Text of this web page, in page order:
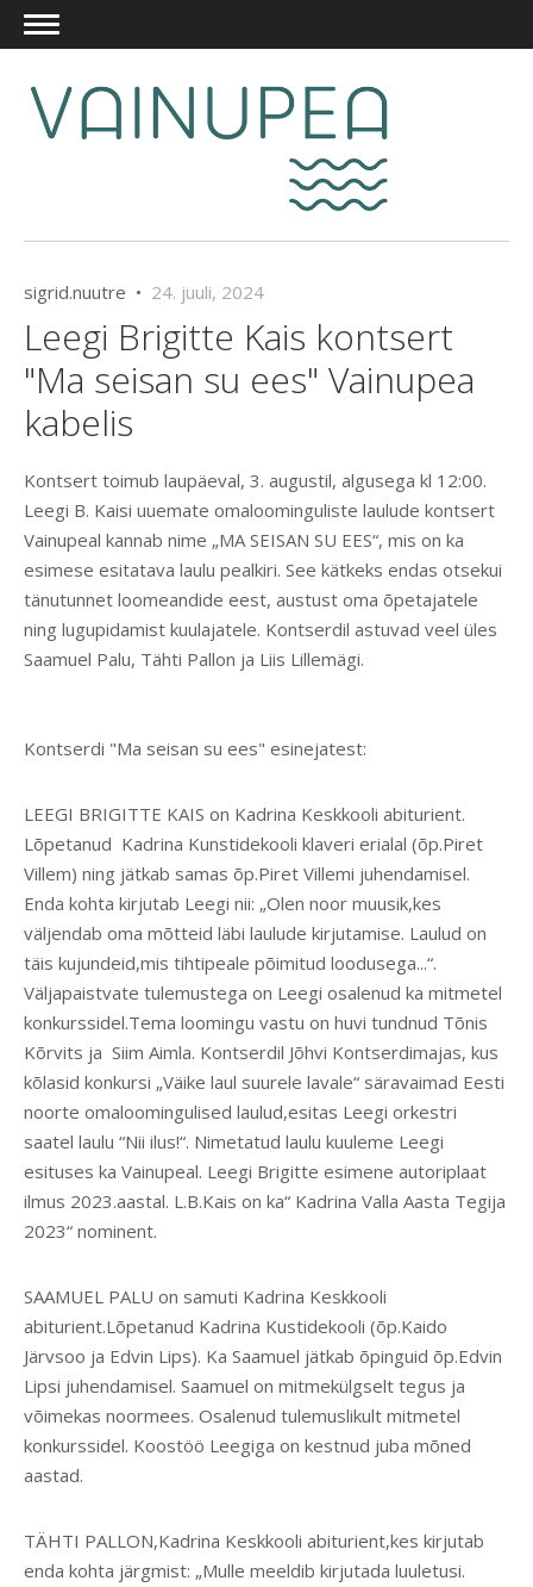
sigrid.nuutre • 24. juuli, 2024
Leegi Brigitte Kais kontsert
"Ma seisan su ees" Vainupea
kabelis
Kontsert toimub laupäeval, 3. augustil, algusega kl 12:00.
Leegi B. Kaisi uuemate omaloominguliste laulude kontsert
Vainupeal kannab nime „MA SEISAN SU EES“, mis on ka
esimese esitatava laulu pealkiri. See kätkeks endas otsekui
tänutunnet loomeandide eest, austust oma õpetajatele
ning lugupidamist kuulajatele. Kontserdil astuvad veel üles
Saamuel Palu, Tähti Pallon ja Liis Lillemägi.
Kontserdi "Ma seisan su ees" esinejatest:
LEEGI BRIGITTE KAIS on Kadrina Keskkooli abiturient.
Lõpetanud Kadrina Kunstidekooli klaveri erialal (õp.Piret
Villem) ning jätkab samas õp.Piret Villemi juhendamisel.
Enda kohta kirjutab Leegi nii: „Olen noor muusik,kes
väljendab oma mõtteid läbi laulude kirjutamise. Laulud on
täis kujundeid,mis tihtipeale põimitud loodusega...“.
Väljapaistvate tulemustega on Leegi osalenud ka mitmetel
konkurssidel.Tema loomingu vastu on huvi tundnud Tõnis
Kõrvits ja Siim Aimla. Kontserdil Jõhvi Kontserdimajas, kus
kõlasid konkursi „Väike laul suurele lavale“ säravaimad Eesti
noorte omaloomingulised laulud,esitas Leegi orkestri
saatel laulu “Nii ilus!“. Nimetatud laulu kuuleme Leegi
esituses ka Vainupeal. Leegi Brigitte esimene autoriplaat
ilmus 2023.aastal. L.B.Kais on ka“ Kadrina Valla Aasta Tegija
2023“ nominent.
SAAMUEL PALU on samuti Kadrina Keskkooli
abiturient.Lõpetanud Kadrina Kustidekooli (õp.Kaido
Järvsoo ja Edvin Lips). Ka Saamuel jätkab õpinguid õp.Edvin
Lipsi juhendamisel. Saamuel on mitmekülgselt tegus ja
võimekas noormees. Osalenud tulemuslikult mitmetel
konkurssidel. Koostöö Leegiga on kestnud juba mõned
aastad.
TÄHTI PALLON,Kadrina Keskkooli abiturient,kes kirjutab
enda kohta järgmist: „Mulle meeldib kirjutada luuletusi.